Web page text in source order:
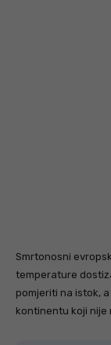
Smrtonosni
temperature
pomjeriti na istok,
kontinentu koji nije